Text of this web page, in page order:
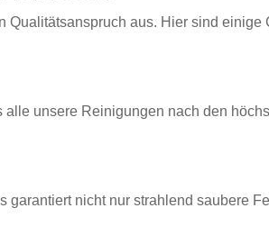
aus. Hier sind einige
unsere Reinigungen nach den
nicht nur strahlend saubere